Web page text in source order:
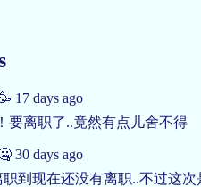
17 days ago
要离职了..竟然有点儿舍不得
30 days ago
到现在还没有离职..不过这